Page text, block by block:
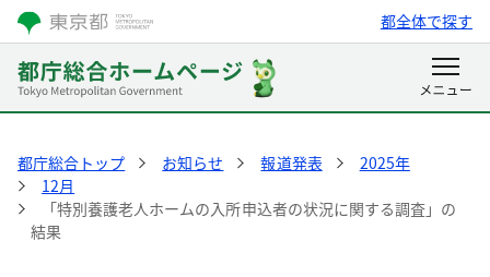
都全体で探す
都庁総合トップ お知らせ 報道発表
2025年
12月
「特別養護老人ホームの入所申込者の状況に関する調査」の
結果